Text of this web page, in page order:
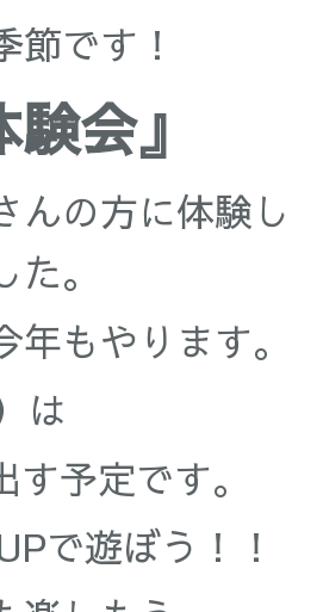
節です！
験会』
んの方に体験し
。
もやります。
は
す予定です。
で遊ぼう！！